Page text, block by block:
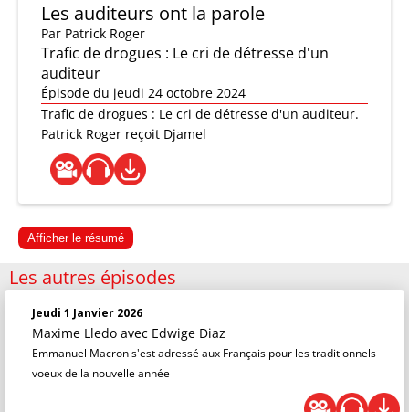
Les auditeurs ont la parole
Par Patrick Roger
Trafic de drogues : Le cri de détresse d'un
auditeur
Épisode du jeudi 24 octobre 2024
Trafic de drogues : Le cri de détresse d'un auditeur.
Patrick Roger reçoit Djamel
Afficher le résumé
Les autres épisodes
Jeudi 1 Janvier 2026
Maxime Lledo avec Edwige Diaz
Emmanuel Macron s'est adressé aux Français pour les traditionnels
voeux de la nouvelle année